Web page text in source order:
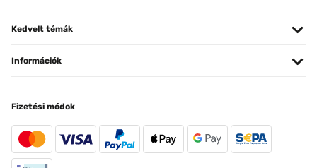
Kedvelt témák
Információk
Fizetési módok